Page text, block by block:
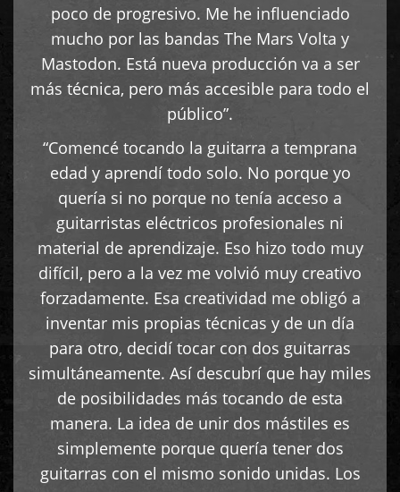
poco de progresivo. Me he influenciado
mucho por las bandas The Mars Volta y
Mastodon. Está nueva producción va a ser
más técnica, pero más accesible para todo el
público”.
“Comencé tocando la guitarra a temprana
edad y aprendí todo solo. No porque yo
quería si no porque no tenía acceso a
guitarristas eléctricos profesionales ni
material de aprendizaje. Eso hizo todo muy
difícil, pero a la vez me volvió muy creativo
forzadamente. Esa creatividad me obligó a
inventar mis propias técnicas y de un día
para otro, decidí tocar con dos guitarras
simultáneamente. Así descubrí que hay miles
de posibilidades más tocando de esta
manera. La idea de unir dos mástiles es
simplemente porque quería tener dos
guitarras con el mismo sonido unidas. Los